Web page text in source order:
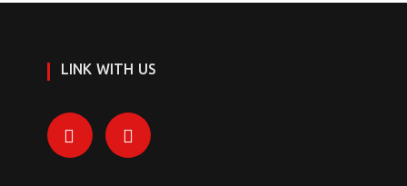
LINK WITH US